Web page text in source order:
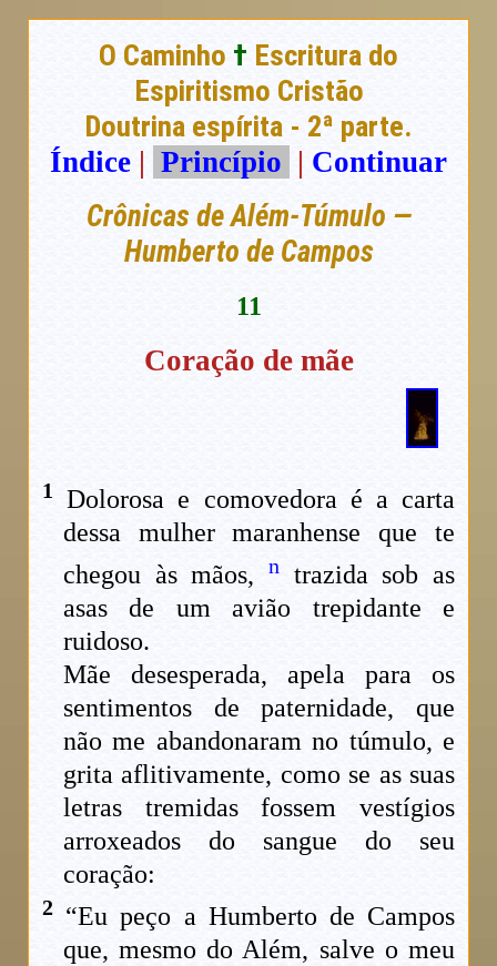
O Caminho † Escritura do
Espiritismo Cristão
Doutrina espírita - 2ª parte.
Índice | Princípio | Continuar
Crônicas de Além-Túmulo —
Humberto de Campos
11
Coração de mãe
1
Dolorosa e comovedora é a carta
dessa mulher maranhense que te
chegou às mãos, ntrazida sob as
asas de um avião trepidante e
ruidoso.
Mãe desesperada, apela para os
sentimentos de paternidade, que
não me abandonaram no túmulo, e
grita aflitivamente, como se as suas
letras tremidas fossem vestígios
arroxeados do sangue do seu
coração:
2 “Eu peço a Humberto de Campos
que, mesmo do Além, salve o meu